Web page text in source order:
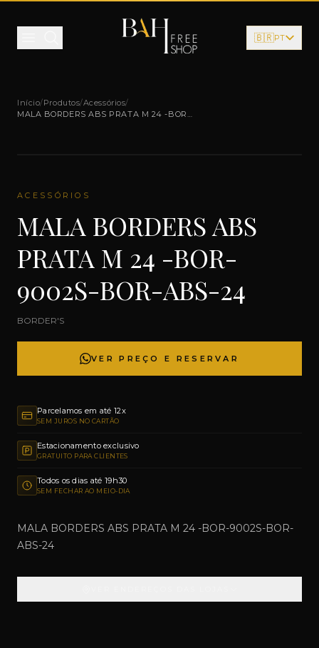
🇧🇷PT
Início/Produtos/Acessórios/
MALA BORDERS ABS PRATA M 24 -BOR-
ACESSÓRIOS
MALA BORDERS ABS
PRATA M 24 -BOR-
9002S-BOR-ABS-24
BORDER'S
VER PREÇO E RESERVAR
Parcelamos em até 12x
SEM JUROS NO CARTÃO
Estacionamento exclusivo
GRATUITO PARA CLIENTES
Todos os dias até 19h30
SEM FECHAR AO MEIO-DIA
MALA BORDERS ABS PRATA M 24 -BOR-9002S-BOR-
ABS-24